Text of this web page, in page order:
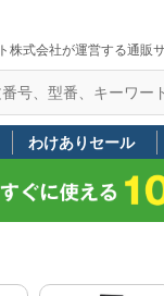
株式会社が運営する通販
わけありセール